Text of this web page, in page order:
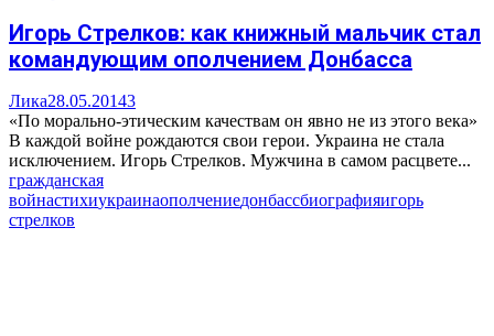
Игорь Стрелков: как книжный мальчик стал
командующим ополчением Донбасса
Лика28.05.20143
«По морально-этическим качествам он явно не из этого века»
В каждой войне рождаются свои герои. Украина не стала
исключением. Игорь Стрелков. Мужчина в самом расцвете...
гражданская
войнастихиукраинаополчениедонбассбиографияигорь
стрелков